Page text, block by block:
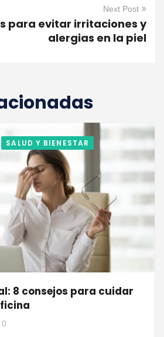
Next Post
para evitar irritaciones y
alergias en la piel
SALUD Y BIENESTAR
8 consejos para cuidar
0